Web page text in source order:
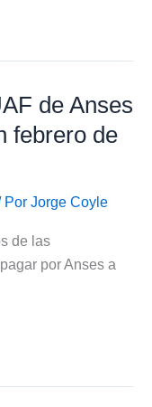
de Anses
febrero de
Por Jorge Coyle
de las
por Anses a